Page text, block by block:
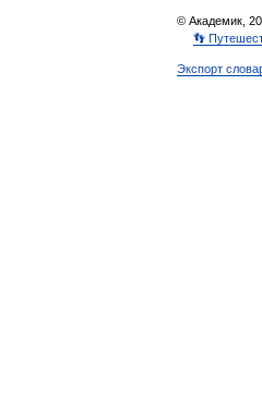
© Академик,
👣
Экспорт